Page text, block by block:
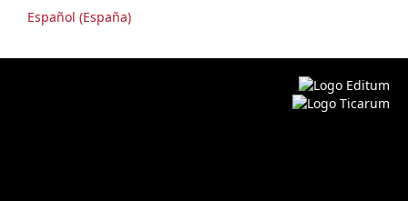
Español (España)